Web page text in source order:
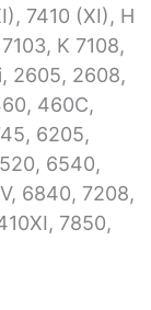
7410 (XI), H
K 7108,
2605, 2608,
460C,
6205,
6540,
6840, 7208,
7850,